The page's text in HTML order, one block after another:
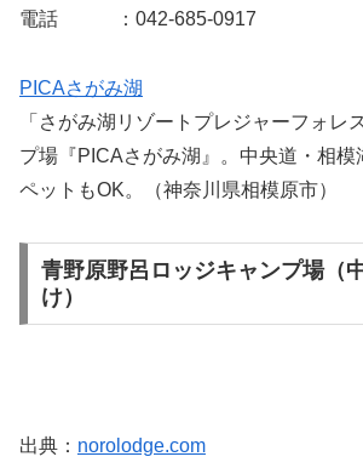
電話 ：042-685-0917
PICAさがみ湖
「さがみ湖リゾートプレジャーフォレ
プ場『PICAさがみ湖』。中央道・相模
ペットもOK。（神奈川県相模原市）
青野原野呂ロッジキャンプ場（
け）
出典： norolodge.com